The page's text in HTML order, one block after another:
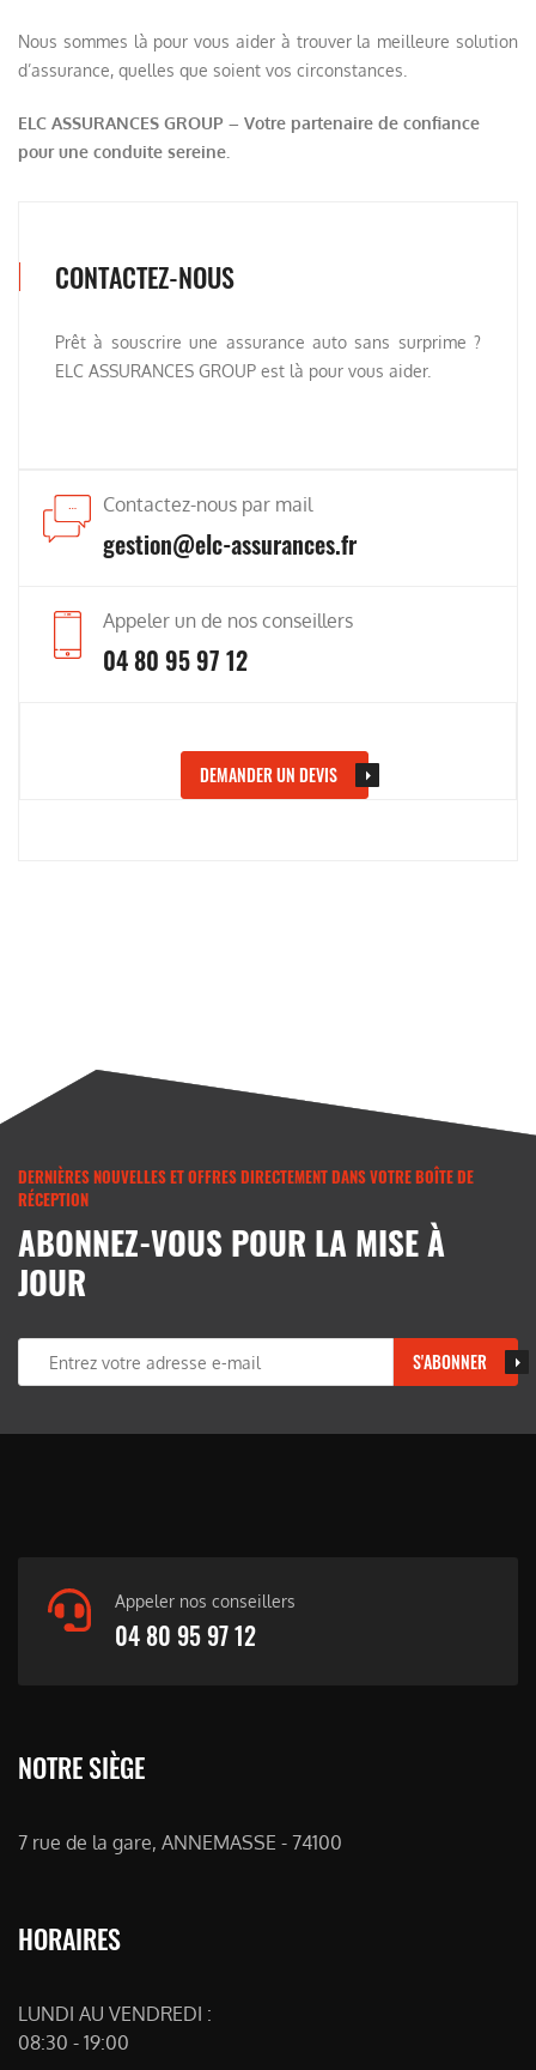
Nous sommes là pour vous aider à trouver la meilleure solution
d’assurance, quelles que soient vos circonstances.
ELC ASSURANCES GROUP – Votre partenaire de confiance
pour une conduite sereine.
CONTACTEZ-NOUS
Prêt à souscrire une assurance auto sans surprime ?
ELC ASSURANCES GROUP est là pour vous aider.
Contactez-nous par mail
gestion@elc-assurances.fr
Appeler un de nos conseillers
04 80 95 97 12
DEMANDER UN DEVIS
DERNIÈRES NOUVELLES ET OFFRES DIRECTEMENT DANS VOTRE BOÎTE DE
RÉCEPTION
ABONNEZ-VOUS POUR LA MISE À
JOUR
S'ABONNER
Appeler nos conseillers
04 80 95 97 12
NOTRE SIÈGE
7 rue de la gare, ANNEMASSE - 74100
HORAIRES
LUNDI AU VENDREDI :
08:30 - 19:00